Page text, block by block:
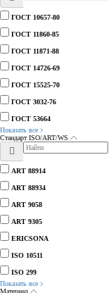
ГОСТ 10657-80
ГОСТ 11860-85
ГОСТ 11871-88
ГОСТ 14726-69
ГОСТ 15525-70
ГОСТ 3032-76
ГОСТ 53664
Показать все
Стандарт ISO/ART/WS
ART 88914
ART 88934
ART 9058
ART 9305
ERICSONA
ISO 10511
ISO 299
Показать все
Материал